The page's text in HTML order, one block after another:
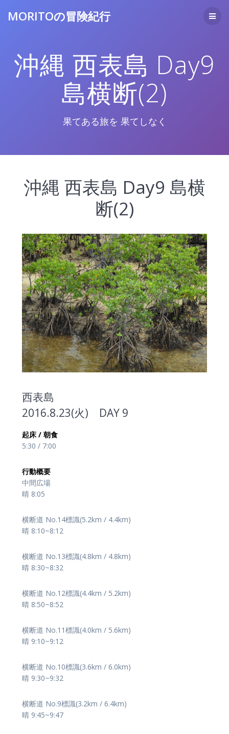
へ
ス
キ
ッ
プ
MORITOの冒険紀行
沖縄 西表島 Day9
島横断(2)
果てある旅を 果てしなく
沖縄 西表島 Day9 島横
断(2)
西表島
2016.8.23(火) DAY 9
起床 / 朝食
5:30 / 7:00
行動概要
中間広場
晴 8:05
横断道 No.14標識(5.2km / 4.4km)
晴 8:10~8:12
横断道 No.13標識(4.8km / 4.8km)
晴 8:30~8:32
横断道 No.12標識(4.4km / 5.2km)
晴 8:50~8:52
横断道 No.11標識(4.0km / 5.6km)
晴 9:10~9:12
横断道 No.10標識(3.6km / 6.0km)
晴 9:30~9:32
横断道 No.9標識(3.2km / 6.4km)
晴 9:45~9:47